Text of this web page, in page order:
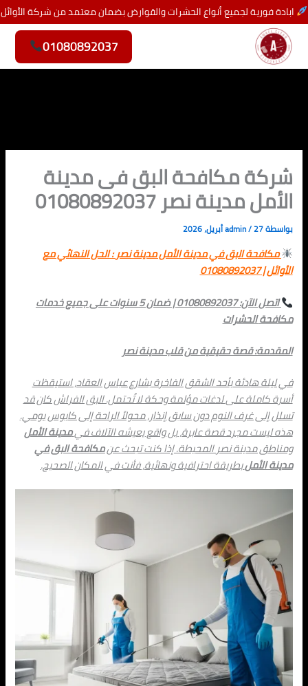
تخطي
إلى
المحتوى
ابادة فورية لجميع أنواع الحشرات والقوارض بضمان معتمد من شركة الأوائل
01080892037
شركة مكافحة البق فى مدينة
الأمل مدينة نصر 01080892037
بواسطة admin/27 أبريل، 2026
مكافحة البق فيمدينة الأمل مدينة نصر: الحل النهائي مع
الأوائل | 01080892037
اتصل الآن: 01080892037 | ضمان 5 سنوات على جميع خدمات
مكافحةالحشرات
المقدمة: قصة حقيقية من قلب مدينة نصر
في ليلة هادئة بأحد الشقق الفاخرة بشارع عباس العقاد، استيقظت
أسرة كاملة علىلدغات مؤلمة وحكة لا تُحتمل. البق الفراش كان قد
تسلل إلى غرف النوم دون سابق إنذار، محولاً الراحة إلى كابوس يومي.
هذه ليست مجرد قصة عابرة، بل واقع يعيشه الآلاف فيمدينة الأمل
ومناطق مدينة نصر المحيطة. إذا كنت تبحث عنمكافحة البق في
مدينة الأملبطريقة احترافية ونهائية، فأنت في المكان الصحيح.